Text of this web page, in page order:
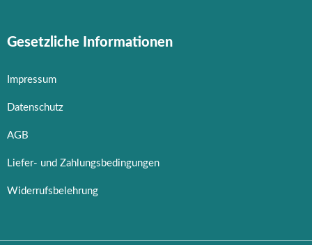
Gesetzliche Informationen
Impressum
Datenschutz
AGB
Liefer- und Zahlungsbedingungen
Widerrufsbelehrung